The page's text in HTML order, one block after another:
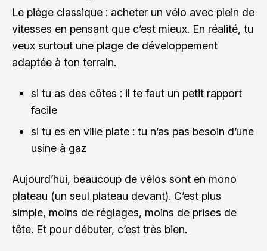
Le piège classique : acheter un vélo avec plein de
vitesses en pensant que c’est mieux. En réalité, tu
veux surtout une plage de développement
adaptée à ton terrain.
si tu as des côtes : il te faut un petit rapport
facile
si tu es en ville plate : tu n’as pas besoin d’une
usine à gaz
Aujourd’hui, beaucoup de vélos sont en mono
plateau (un seul plateau devant). C’est plus
simple, moins de réglages, moins de prises de
tête. Et pour débuter, c’est très bien.